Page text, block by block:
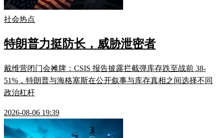
社会热点
特朗普力挺防长，威胁泄密者
戴维营闭门会摊牌：CSIS 报告披露拦截弹库存跌至战前 38-
51%，特朗普与海格塞斯在公开叙事与库存真相之间选择不同
政治杠杆
2026-08-06 19:39